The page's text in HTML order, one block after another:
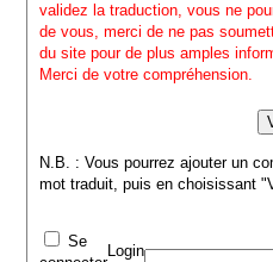
validez la traduction, vous ne
de vous, merci de ne pas
du site pour de plus amples
Merci de votre compréhension.
N.B. : Vous pourrez ajouter un
mot traduit, puis en choisissant
Se
Login